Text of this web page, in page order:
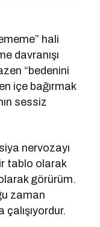
hali
davranışı
“bedenini
içe bağırmak
sessiz
nervozayı
tablo olarak
görürüm.
zaman